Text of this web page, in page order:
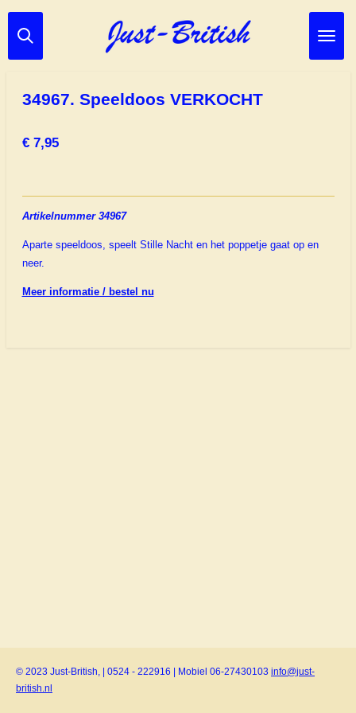
Ga
direct
34967. Speeldoos VERKOCHT
€ 7,95
Artikelnummer 34967
Aparte speeldoos, speelt Stille Nacht en het poppetje gaat op en
neer.
Meer informatie / bestel nu
© 2023 Just-British, | 0524 - 222916 | Mobiel 06-27430103 info@just-
british.nl